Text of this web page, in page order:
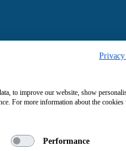
to improve our website, show
For more information about the cookies
Performance